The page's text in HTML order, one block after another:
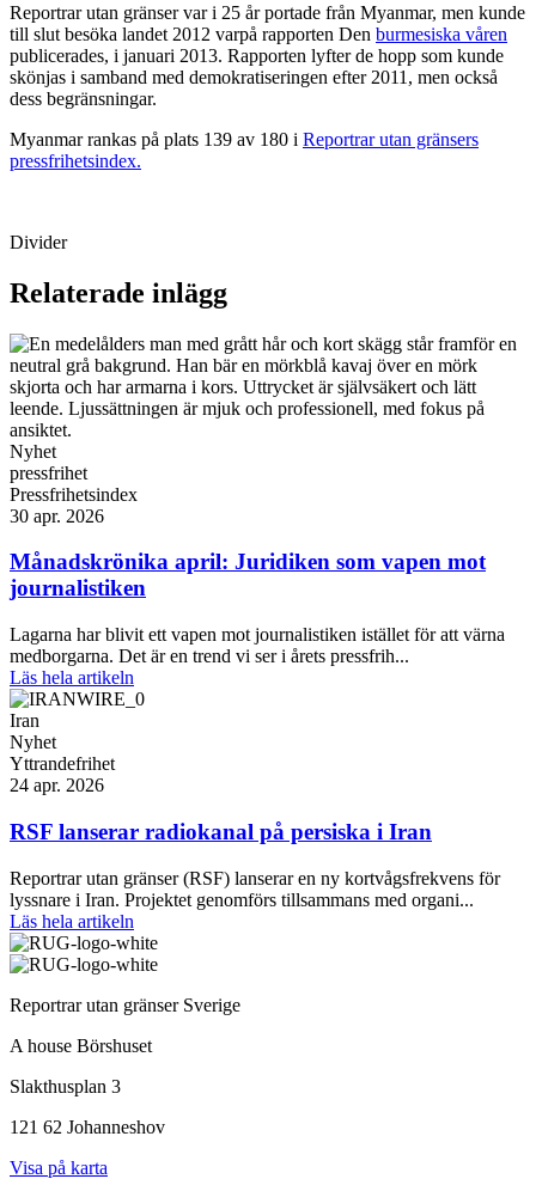
Reportrar utan gränser var i 25 år portade från Myanmar, men kunde
till slut besöka landet 2012 varpå rapporten Den burmesiska våren
publicerades, i januari 2013. Rapporten lyfter de hopp som kunde
skönjas i samband med demokratiseringen efter 2011, men också
dess begränsningar.
Myanmar rankas på plats 139 av 180 i Reportrar utan gränsers
pressfrihetsindex.
Divider
Relaterade inlägg
Nyhet
pressfrihet
Pressfrihetsindex
30 apr. 2026
Månadskrönika april: Juridiken som vapen mot
journalistiken
Lagarna har blivit ett vapen mot journalistiken istället för att värna
medborgarna. Det är en trend vi ser i årets pressfrih...
Läs hela artikeln
Iran
Nyhet
Yttrandefrihet
24 apr. 2026
RSF lanserar radiokanal på persiska i Iran
Reportrar utan gränser (RSF) lanserar en ny kortvågsfrekvens för
lyssnare i Iran. Projektet genomförs tillsammans med organi...
Läs hela artikeln
Reportrar utan gränser Sverige
A house Börshuset
Slakthusplan 3
121 62 Johanneshov
Visa på karta